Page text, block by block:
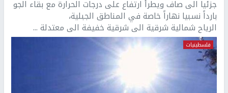
جزئيا الى صاف ويطرأ ارتفاع على درجات الحرارة مع بقاء الجو
بارداً نسبيا نهاراً خاصة في المناطق الجبلية،
الرياح شمالية شرقية الى شرقية خفيفة الى معتدلة ...
فلسطينيات